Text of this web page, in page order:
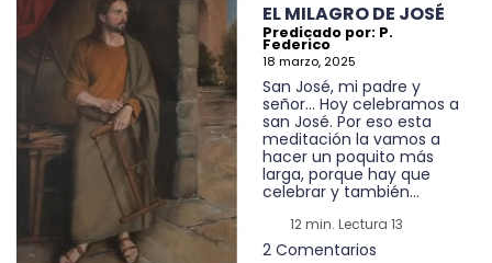
EL MILAGRO DE JOSÉ
Predicado por: P.
Federico
18 marzo, 2025
San José, mi padre y
señor… Hoy celebramos a
san José. Por eso esta
meditación la vamos a
hacer un poquito más
larga, porque hay que
celebrar y también...
12 min. Lectura 13
2 Comentarios